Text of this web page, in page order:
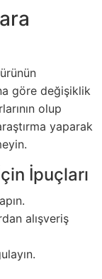
göre değişiklik
olup
yaparak
İpuçları
alışveriş